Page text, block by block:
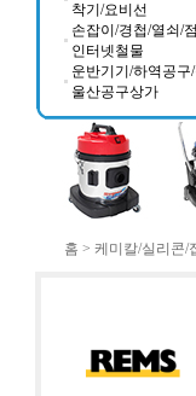
착기/요비선
손잡이/경첩/열쇠/
인터넷철물
운반기기/하역공구
울산공구상가
홈 > 케미칼/실리콘/